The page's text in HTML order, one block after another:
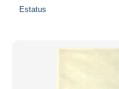
Estatus